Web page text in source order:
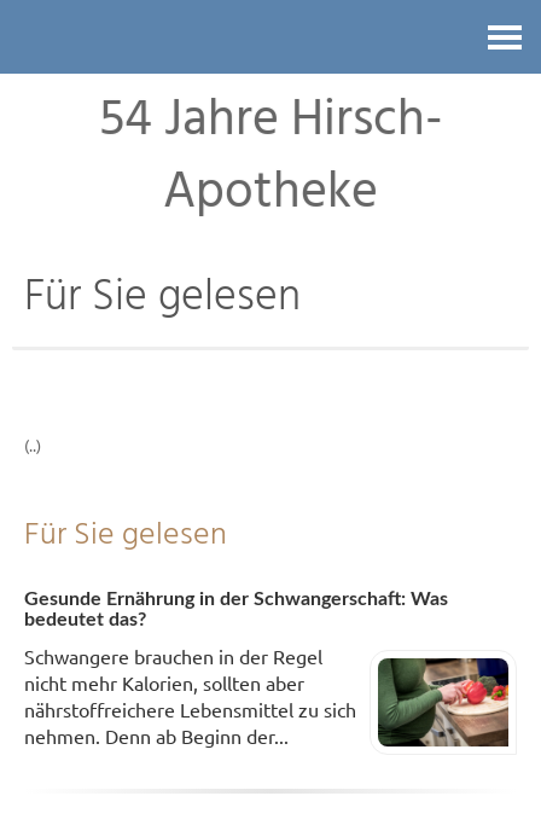
54 Jahre Hirsch-
Apotheke
Für Sie gelesen
(..)
Für Sie gelesen
Gesunde Ernährung in der Schwangerschaft: Was
bedeutet das?
Schwangere brauchen in der Regel
nicht mehr Kalorien, sollten aber
nährstoffreichere Lebensmittel zu sich
nehmen. Denn ab Beginn der...